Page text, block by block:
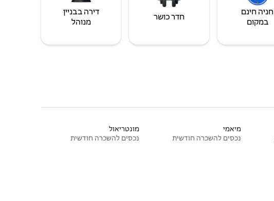
חניה חינם
במקום
חדר כושר
דירה בבניין
מנוהל
מיאמי
נכסים להשכרה חודשית
מונטריאול
נכסים להשכרה חודשית